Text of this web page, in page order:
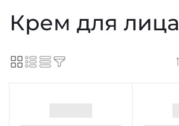
Крем для лица